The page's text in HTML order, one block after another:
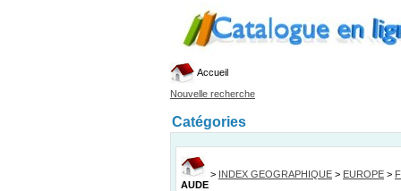
Accueil
Nouvelle recherche
Catégories
> INDEX GEOGRAPHIQUE > EUROPE >
AUDE